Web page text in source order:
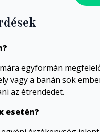
egyformán
vagy a banán sok
az étrendedet.
esetén?